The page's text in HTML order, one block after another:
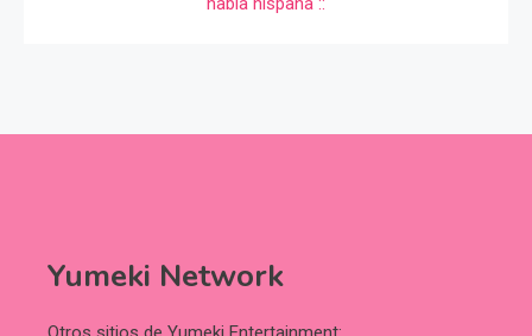
Yumeki Network